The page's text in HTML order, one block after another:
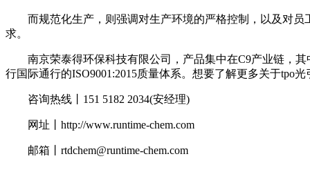
而规范化生产，则强调对生产环境的严格控制，以及对员
求。
南京荣泰得环保科技有限公司，产品集中在C9产业链，其
行国际通行的ISO9001:2015质量体系。想要了解更多关于tpo
咨询热线丨151 5182 2034(安经理)
网址丨http://www.runtime-chem.com
邮箱丨rtdchem@runtime-chem.com